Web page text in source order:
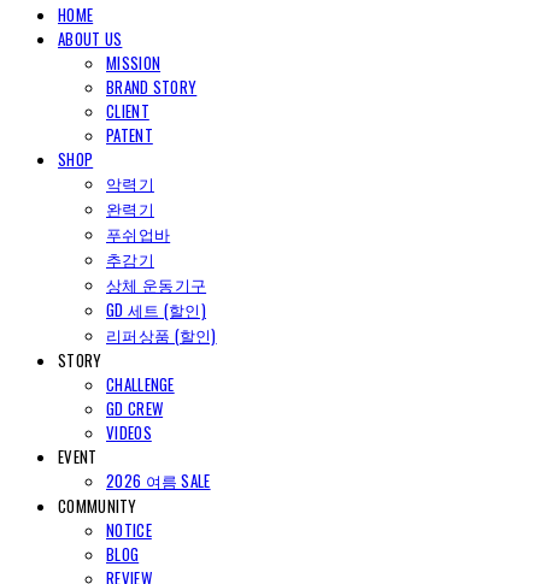
HOME
ABOUT US
MISSION
BRAND STORY
CLIENT
PATENT
SHOP
악력기
완력기
푸쉬업바
추감기
상체 운동기구
GD 세트 (할인)
리퍼상품 (할인)
STORY
CHALLENGE
GD CREW
VIDEOS
EVENT
2026 여름 SALE
COMMUNITY
NOTICE
BLOG
REVIEW